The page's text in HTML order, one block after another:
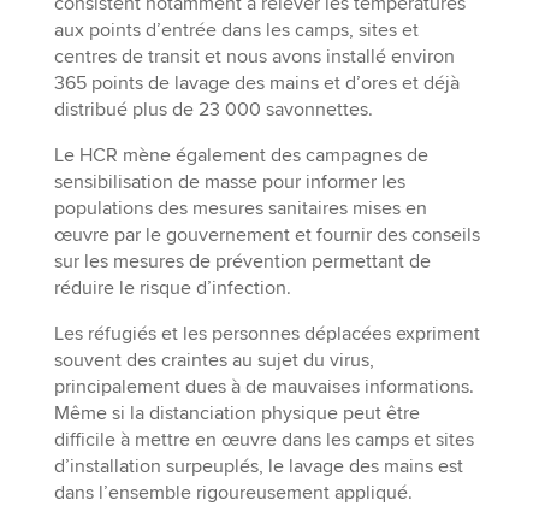
aux points d’entrée dans les camps, sites et
centres de transit et nous avons installé environ
365 points de lavage des mains et d’ores et déjà
distribué plus de 23 000 savonnettes.
Le HCR mène également des campagnes de
sensibilisation de masse pour informer les
populations des mesures sanitaires mises en
œuvre par le gouvernement et fournir des conseils
sur les mesures de prévention permettant de
réduire le risque d’infection.
Les réfugiés et les personnes déplacées expriment
souvent des craintes au sujet du virus,
principalement dues à de mauvaises informations.
Même si la distanciation physique peut être
difficile à mettre en œuvre dans les camps et sites
d’installation surpeuplés, le lavage des mains est
dans l’ensemble rigoureusement appliqué.